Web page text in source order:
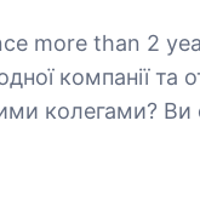
than 2 years.
компанії та
колегами? Ви